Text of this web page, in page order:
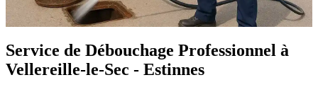
Service de Débouchage Professionnel à
Vellereille-le-Sec - Estinnes